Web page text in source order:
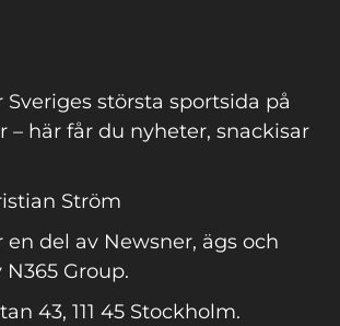
största sportsida på
– här får du nyheter, snackisar
Ström
del av Newsner, ägs och
Group.
43, 111 45 Stockholm.